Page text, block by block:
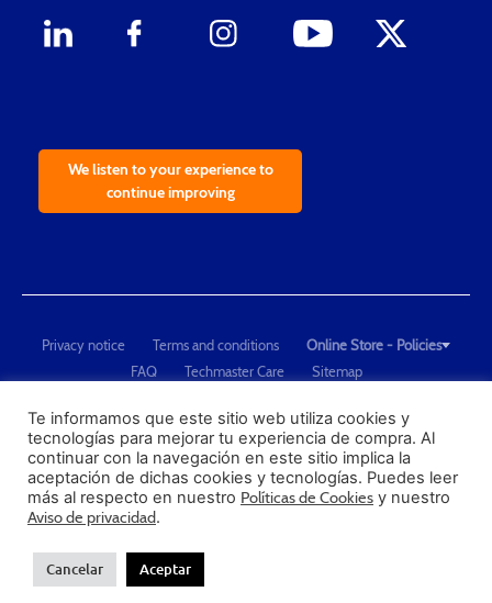
We listen to your experience to
continue improving
Privacy notice Terms and conditions
Online Store - Policies
FAQ
Techmaster Care
Sitemap
"Techmaster de México is The Global Leader in Test Equipment Solutions -
Calibration, Dimensional Measurement and Testing"
PROFECO
CONDUSEF
Te informamos que este sitio web utiliza cookies y
tecnologías para mejorar tu experiencia de compra. Al
continuar con la navegación en este sitio implica la
aceptación de dichas cookies y tecnologías. Puedes leer
más al respecto en nuestro Políticas de Cookies y nuestro
Aviso de privacidad.
Cancelar Aceptar